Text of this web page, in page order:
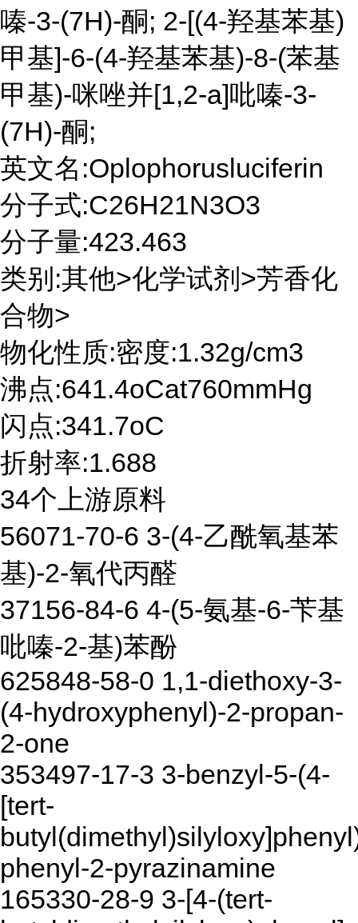
嗪-3-(7H)-酮; 2-[(4-羟基苯基)
甲基]-6-(4-羟基苯基)-8-(苯基
甲基)-咪唑并[1,2-a]吡嗪-3-
(7H)-酮;
英文名:Oplophorusluciferin
分子式:C26H21N3O3
分子量:423.463
类别:其他>化学试剂>芳香化
合物>
物化性质:密度:1.32g/cm3
沸点:641.4oCat760mmHg
闪点:341.7oC
折射率:1.688
34个上游原料
56071-70-6 3-(4-乙酰氧基苯
基)-2-氧代丙醛
37156-84-6 4-(5-氨基-6-苄基
吡嗪-2-基)苯酚
625848-58-0 1,1-diethoxy-3-
(4-hydroxyphenyl)-2-propan-
2-one
353497-17-3 3-benzyl-5-(4-
[tert-
phenyl-2-pyrazinamine
165330-28-9 3-[4-(tert-